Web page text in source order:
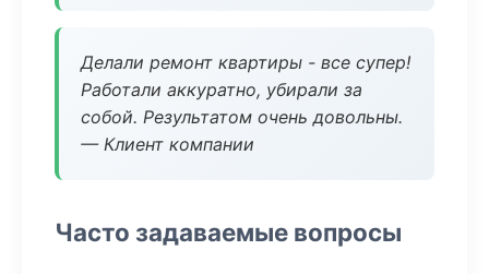
Делали ремонт квартиры - все супер!
Работали аккуратно, убирали за
собой. Результатом очень довольны.
— Клиент компании
Часто задаваемые вопросы